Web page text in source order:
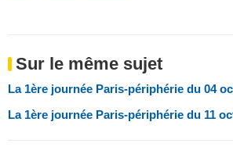
Sur le même sujet
La 1ère journée Paris-périphérie du 04
La 1ère journée Paris-périphérie du 11